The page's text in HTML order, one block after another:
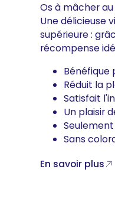
Os à mâcher
Une délicieuse
supérieure :
récompense
Bénéfique
Réduit la
Satisfait
Un plaisir
Seulement
Sans
En savoir plus